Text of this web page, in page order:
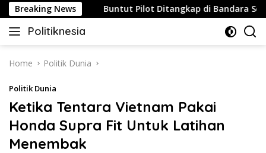
Skip
to
content
Breaking News
Strategis Buntut Pilot Ditangkap di Bandara
Politiknesia
Politiknesia.com
Home Politik Dunia
Politik Dunia
Ketika Tentara Vietnam Pakai
Honda Supra Fit Untuk Latihan
Menembak